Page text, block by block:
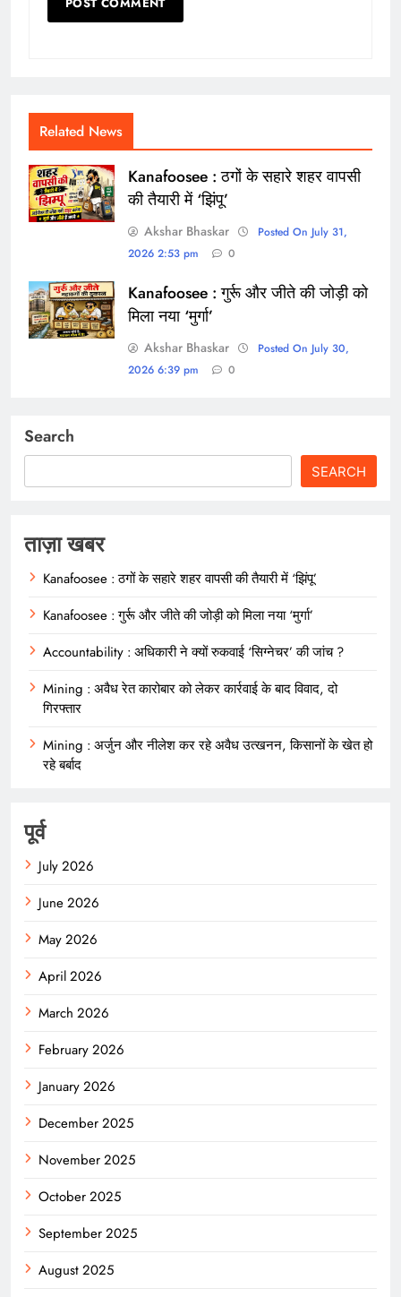
Related News
Kanafoosee : ठगों के सहारे शहर वापसी
की तैयारी में ‘झिंपू’
Akshar Bhaskar
Posted On July 31,
2026 2:53 pm
0
Kanafoosee : गुर्रू और जीते की जोड़ी को
मिला नया ‘मुर्गा’
Akshar Bhaskar
Posted On July 30,
2026 6:39 pm
0
Search
SEARCH
ताज़ा खबर
Kanafoosee : ठगों के सहारे शहर वापसी की तैयारी में ‘झिंपू’
Kanafoosee : गुर्रू और जीते की जोड़ी को मिला नया ‘मुर्गा’
Accountability : अधिकारी ने क्यों रुकवाई ‘सिग्नेचर’ की जांच ?
Mining : अवैध रेत कारोबार को लेकर कार्रवाई के बाद विवाद, दो
गिरफ्तार
Mining : अर्जुन और नीलेश कर रहे अवैध उत्खनन, किसानों के खेत हो
रहे बर्बाद
पूर्व
July 2026
June 2026
May 2026
April 2026
March 2026
February 2026
January 2026
December 2025
November 2025
October 2025
September 2025
August 2025